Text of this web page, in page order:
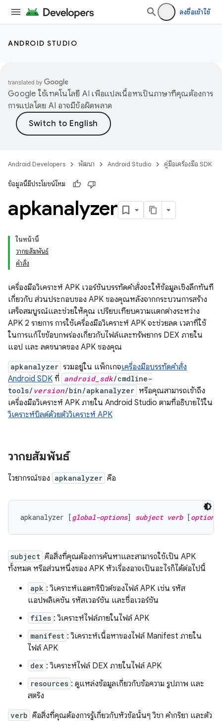
ลงชื่อเข้าใช้
ANDROID STUDIO
Google ใช้เทคโนโลยี AI เพื่อแปลเนื้อหาเป็นภาษาที่คุณต้องการ
การแปลโดย AI อาจมีข้อผิดพลาด
Android Developers พัฒนา Android Studio คู่มือเครื่องมือ SDK
ข้อมูลนี้มีประโยชน์ไหม
apkanalyzer
ในหน้านี้
วากยสัมพันธ์
คำสั่ง
เครื่องมือวิเคราะห์ APK เวอร์ชันบรรทัดคำสั่งจะให้ข้อมูลเชิงลึกทันที
เกี่ยวกับ ส่วนประกอบของ APK ของคุณหลังจากกระบวนการสร้าง
เสร็จสมบูรณ์และช่วยให้คุณ เปรียบเทียบความแตกต่างระหว่าง
APK 2 รายการ การใช้เครื่องมือวิเคราะห์ APK จะช่วยลด เวลาที่ใช้
ในการแก้ไขข้อบกพร่องเกี่ยวกับไฟล์และทรัพยากร DEX ภายใน
แอป และ ลดขนาดของ APK ของคุณ
apkanalyzer รวมอยู่ใน แพ็กเกจเครื่องมือบรรทัดคำสั่ง
Android SDK ที่ android_sdk/cmdline-
tools/ version/bin/apkanalyzer หรือคุณสามารถเข้าถึง
เครื่องมือวิเคราะห์ APK ภายใน Android Studio ตามที่อธิบายไว้ใน
วิเคราะห์บิลด์ด้วยตัววิเคราะห์ APK
วากยสัมพันธ์
ไวยากรณ์ของ apkanalyzer คือ
apkanalyzer [global-options] subject verb [options
subject คือสิ่งที่คุณต้องการค้นหาและสามารถใช้เป็น APK
ทั้งหมด หรือส่วนหนึ่งของ APK หัวเรื่องอาจเป็นอะไรก็ได้ต่อไปนี้
apk : วิเคราะห์แอตทริบิวต์ของไฟล์ APK เช่น รหัส
แอปพลิเคชัน รหัสเวอร์ชัน และชื่อเวอร์ชัน
files : วิเคราะห์ไฟล์ภายในไฟล์ APK
manifest : วิเคราะห์เนื้อหาของไฟล์ Manifest ภายใน
ไฟล์ APK
dex : วิเคราะห์ไฟล์ DEX ภายในไฟล์ APK
resources : ดูแหล่งข้อมูลเกี่ยวกับข้อความ รูปภาพ และ
สตริง
verb คือสิ่งที่คุณต้องการรู้เกี่ยวกับหัวข้อนั้นๆ วิชา คำกริยา และตัว